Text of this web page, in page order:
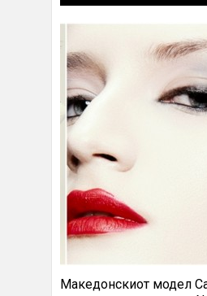
Македонскиот модел